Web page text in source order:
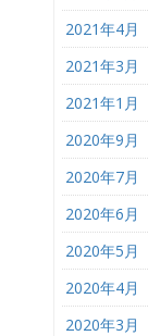
2021年4月
2021年3月
2021年1月
2020年9月
2020年7月
2020年6月
2020年5月
2020年4月
2020年3月